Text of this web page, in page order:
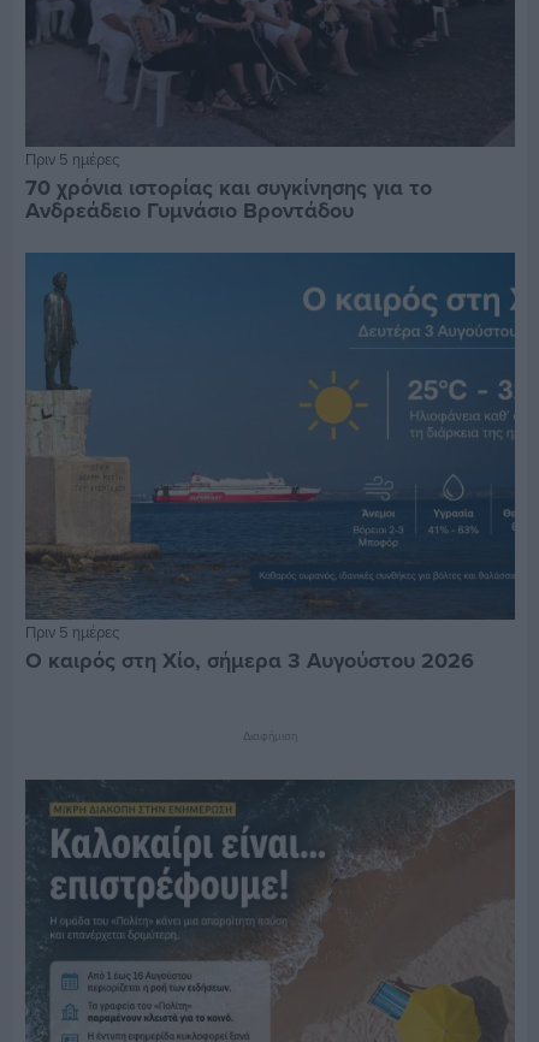
Πριν 5 ημέρες
70 χρόνια ιστορίας και συγκίνησης για το
Ανδρεάδειο Γυμνάσιο Βροντάδου
Πριν 5 ημέρες
Ο καιρός στη Χίο, σήμερα 3 Αυγούστου 2026
Διαφήμιση